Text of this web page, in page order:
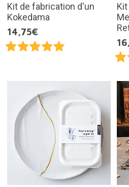
Kit de fabrication d'un
Kokedama
14,75€